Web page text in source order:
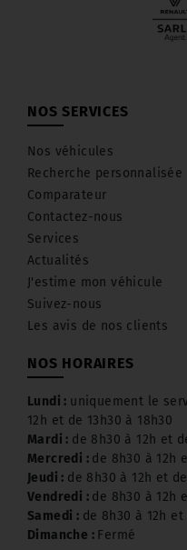
NOS SERVICES
Nos véhicules
Recherche personnalisée
Comparateur
Contactez-nous
Services
Actualités
J'estime mon véhicule
Suivez-nous
Les avis de nos clients
NOS HORAIRES
Lundi : uniquement le
12h et de 13h30 à 18h30
Mardi : de 8h30 à 12h et
Mercredi : de 8h30 à 12h
Jeudi : de 8h30 à 12h et
Vendredi : de 8h30 à 12h
Samedi : de 8h30 à 12h et
Dimanche : Fermé